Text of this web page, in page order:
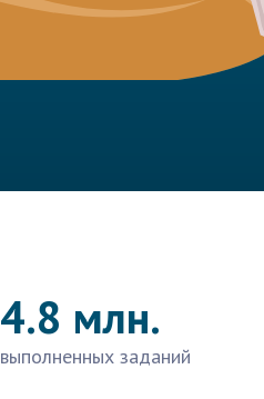
4.8 млн.
выполненных заданий